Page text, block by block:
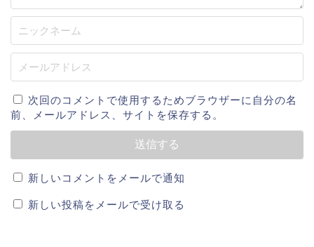
生年月日 1996年7月9日
身長 178cm
投球打席 右投右打
次回のコメントで使用するためブラウザーに自分の名
前、メールアドレス、サイトを保存する。
新しいコメントをメールで通知
新しい投稿をメールで受け取る